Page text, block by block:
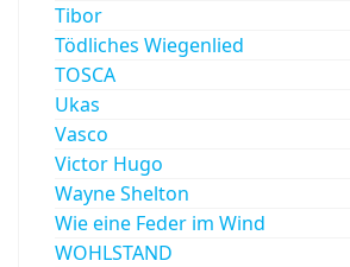
Tibor
Tödliches Wiegenlied
TOSCA
Ukas
Vasco
Victor Hugo
Wayne Shelton
Wie eine Feder im Wind
WOHLSTAND